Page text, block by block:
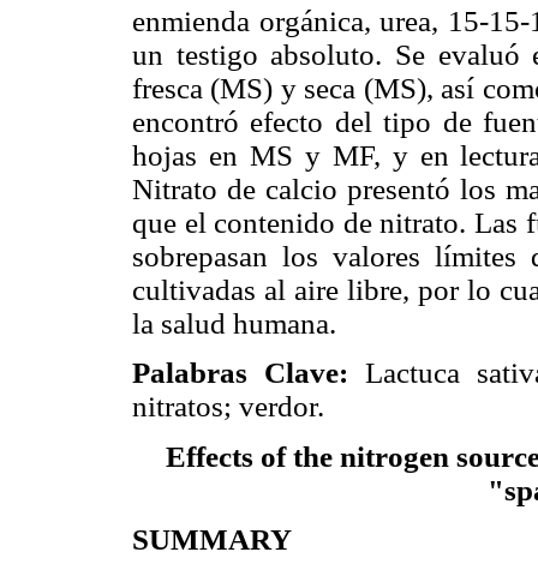
enmienda orgánica, urea, 15-
un testigo absoluto. Se
fresca (MS) y seca (MS), así
encontró efecto del tipo de
hojas en MS y MF, y en
Nitrato de calcio presentó los
que el contenido de nitrato. Las
sobrepasan los valores límites
cultivadas al aire libre, por lo
la salud humana.
Palabras Clave: Lactuca
nitratos; verdor.
Effects of the nitrogen
SUMMARY